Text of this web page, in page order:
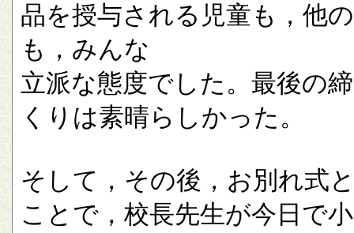
品を授与される児童も，他
も，みんな
立派な態度でした。最後の
くりは素晴らしかった。
そして，その後，お別れ式
ことで，校長先生が今日で